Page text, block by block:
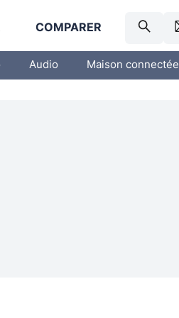
COMPARER
Audio Maison connectée